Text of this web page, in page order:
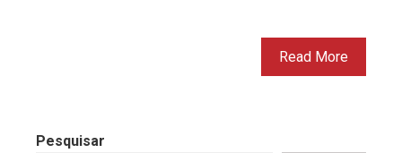
Read More
Pesquisar